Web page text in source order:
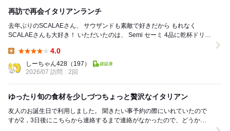
再訪で再会イタリアンランチ
去年ぶりのSCALAEさん、 サウザンドも素敵で好きだから もれなく
SCALAEさんも大好き！ いただいたのは、 Semi セーミ 4品に乾杯ドリン
4.0
しーちゃん428 （197）
2026/07 訪問
2回
ゆったり旬の食材を少しづつちょっと贅沢なイタリアン
友人のお誕生日で利用しました。 聞きたい事予約の際にいれていたので
すが2，3日後にこちらから連絡するまで連絡がなかったので、どうかな